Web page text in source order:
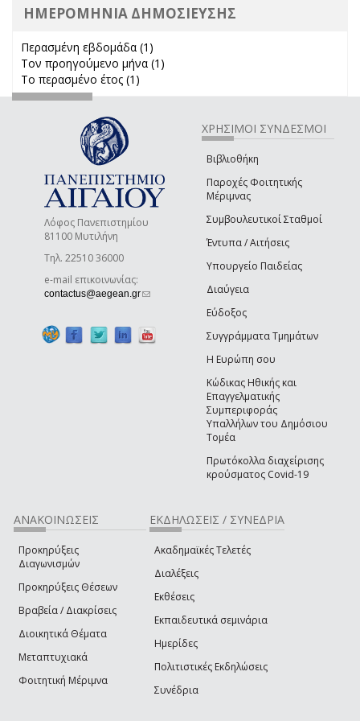
ΗΜΕΡΟΜΗΝΙΑ ΔΗΜΟΣΙΕΥΣΗΣ
Περασμένη εβδομάδα (1)
Τον προηγούμενο μήνα (1)
Το περασμένο έτος (1)
Λόφος Πανεπιστημίου
81100 Μυτιλήνη
Τηλ. 22510 36000
e-mail επικοινωνίας:
contactus@aegean.gr(link sends e-mail)
ΧΡΗΣΙΜΟΙ ΣΥΝΔΕΣΜΟΙ
Βιβλιοθήκη
Παροχές Φοιτητικής
Μέριμνας
Συμβουλευτικοί Σταθμοί
Έντυπα / Αιτήσεις
Υπουργείο Παιδείας
Διαύγεια
Εύδοξος
Συγγράμματα Τμημάτων
Η Ευρώπη σου
Κώδικας Ηθικής και
Επαγγελματικής
Συμπεριφοράς
Υπαλλήλων του Δημόσιου
Τομέα
Πρωτόκολλα διαχείρισης
κρούσματος Covid-19
ΑΝΑΚΟΙΝΩΣΕΙΣ
Προκηρύξεις
Διαγωνισμών
Προκηρύξεις Θέσεων
Βραβεία / Διακρίσεις
Διοικητικά Θέματα
Μεταπτυχιακά
Φοιτητική Μέριμνα
ΕΚΔΗΛΩΣΕΙΣ / ΣΥΝΕΔΡΙΑ
Ακαδημαϊκές Τελετές
Διαλέξεις
Εκθέσεις
Εκπαιδευτικά σεμινάρια
Ημερίδες
Πολιτιστικές Εκδηλώσεις
Συνέδρια